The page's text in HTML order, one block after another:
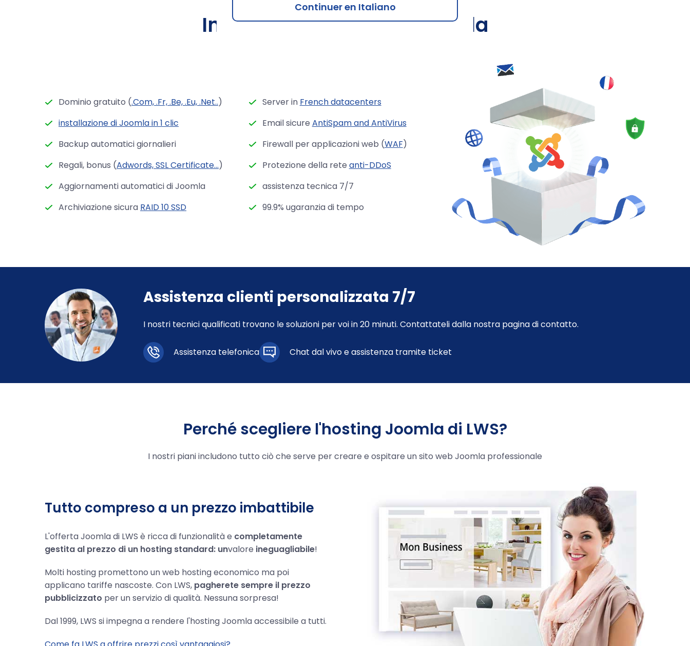
Incluso in tutti i piani Joomla
Dominio gratuito (.Com, .Fr, .Be, .Eu, .Net..)
installazione di Joomla in 1 clic
Backup automatici giornalieri
Regali, bonus (Adwords, SSL Certificate...)
Aggiornamenti automatici di Joomla
Archiviazione sicura RAID 10 SSD
Server in French datacenters
Email sicure AntiSpam and AntiVirus
Firewall per applicazioni web (WAF)
Protezione della rete anti-DDoS
assistenza tecnica 7/7
99.9% ugaranzia di tempo
Assistenza clienti personalizzata 7/7
I nostri tecnici qualificati trovano le soluzioni per voi in 20 minuti. Contattateli dalla nostra pagina di contatto.
Assistenza telefonica Chat dal vivo e assistenza tramite ticket
Perché scegliere l'hosting Joomla di LWS?
I nostri piani includono tutto ciò che serve per creare e ospitare un sito web Joomla professionale
Tutto compreso a un prezzo imbattibile
L'offerta Joomla di LWS è ricca di funzionalità e completamente
gestita al prezzo di un hosting standard: unvalore ineguagliabile!
Molti hosting promettono un web hosting economico ma poi
applicano tariffe nascoste. Con LWS, pagherete sempre il prezzo
pubblicizzato per un servizio di qualità. Nessuna sorpresa!
Dal 1999, LWS si impegna a rendere l'hosting Joomla accessibile a tutti.
Continuer en Italiano